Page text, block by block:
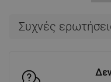
Συχνές